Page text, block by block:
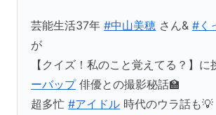
芸能生活37年#中山美穂 さん&#く
が
【クイズ！私のこと覚えてる？】に
ーバップ俳優との撮影秘話🏫
超多忙#アイドル 時代のウラ話も💡